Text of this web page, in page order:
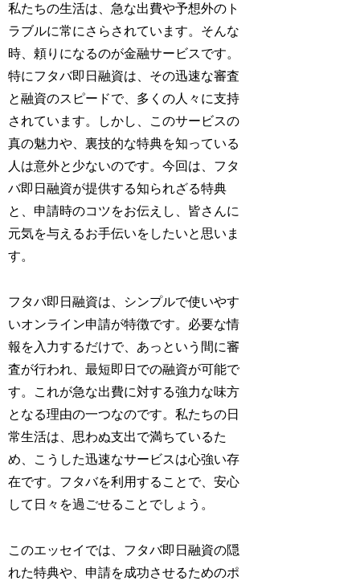
私たちの生活は、急な出費や予想外のト
ラブルに常にさらされています。そんな
時、頼りになるのが金融サービスです。
特にフタバ即日融資は、その迅速な審査
と融資のスピードで、多くの人々に支持
されています。しかし、このサービスの
真の魅力や、裏技的な特典を知っている
人は意外と少ないのです。今回は、フタ
バ即日融資が提供する知られざる特典
と、申請時のコツをお伝えし、皆さんに
元気を与えるお手伝いをしたいと思いま
す。
フタバ即日融資は、シンプルで使いやす
いオンライン申請が特徴です。必要な情
報を入力するだけで、あっという間に審
査が行われ、最短即日での融資が可能で
す。これが急な出費に対する強力な味方
となる理由の一つなのです。私たちの日
常生活は、思わぬ支出で満ちているた
め、こうした迅速なサービスは心強い存
在です。フタバを利用することで、安心
して日々を過ごせることでしょう。
このエッセイでは、フタバ即日融資の隠
れた特典や、申請を成功させるためのポ